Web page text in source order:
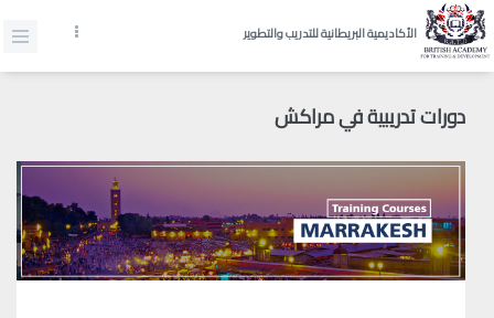
الأكاديمية البريطانية للتدريب والتطوير
دورات تدريبية في مراكش